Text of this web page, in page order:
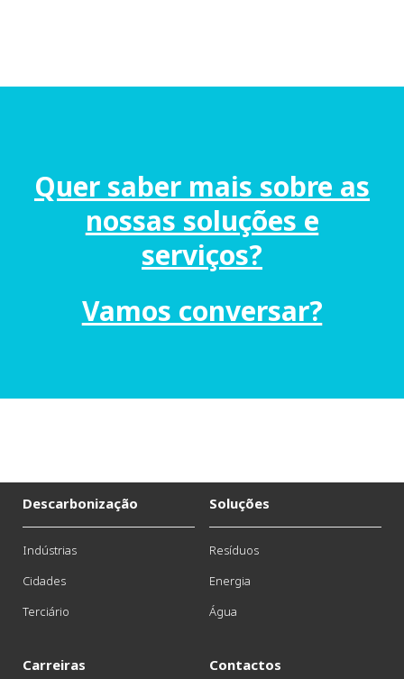
Quer saber mais sobre as
nossas soluções e
serviços?
Vamos conversar?
Descarbonização
Indústrias
Cidades
Terciário
Soluções
Resíduos
Energia
Água
Carreiras Contactos